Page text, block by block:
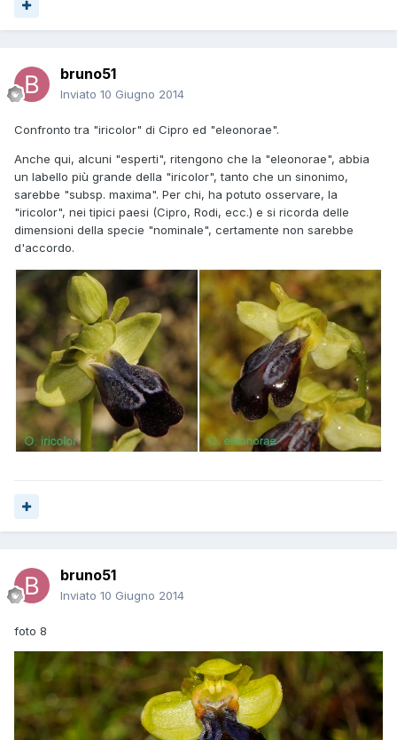
bruno51
Inviato 10 Giugno 2014
Confronto tra "iricolor" di Cipro ed "eleonorae".
Anche qui, alcuni "esperti", ritengono che la "eleonorae", abbia
un labello più grande della "iricolor", tanto che un sinonimo,
sarebbe "subsp. maxima". Per chi, ha potuto osservare, la
"iricolor", nei tipici paesi (Cipro, Rodi, ecc.) e si ricorda delle
dimensioni della specie "nominale", certamente non sarebbe
d'accordo.
bruno51
Inviato 10 Giugno 2014
foto 8